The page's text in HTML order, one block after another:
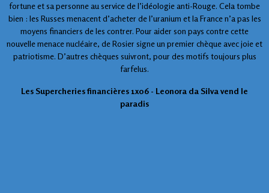
fortune et sa personne au service de l’idéologie anti-Rouge. Cela tombe
bien : les Russes menacent d’acheter de l’uranium et la France n’a pas les
moyens financiers de les contrer. Pour aider son pays contre cette
nouvelle menace nucléaire, de Rosier signe un premier chèque avec joie et
patriotisme. D’autres chèques suivront, pour des motifs toujours plus
farfelus.
Les Supercheries financières 1x06 - Leonora da Silva vend le
paradis